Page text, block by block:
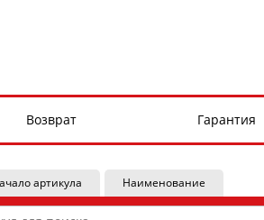
Возврат Гарантия
артикула Наименование